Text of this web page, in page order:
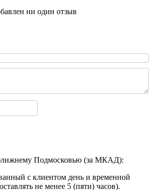
ни один отзыв
Подмосковью (за МКАД):
с клиентом день и временной
не менее 5 (пяти) часов).